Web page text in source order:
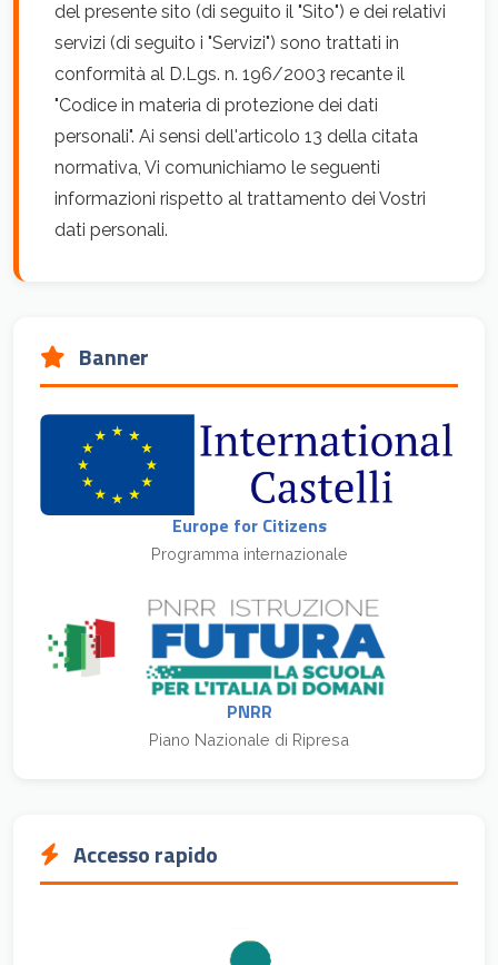
del presente sito (di seguito il "Sito") e dei relativi
servizi (di seguito i "Servizi") sono trattati in
conformità al D.Lgs. n. 196/2003 recante il
"Codice in materia di protezione dei dati
personali". Ai sensi dell'articolo 13 della citata
normativa, Vi comunichiamo le seguenti
informazioni rispetto al trattamento dei Vostri
dati personali.
Banner
Europe for Citizens
Programma internazionale
PNRR
Piano Nazionale di Ripresa
Accesso rapido